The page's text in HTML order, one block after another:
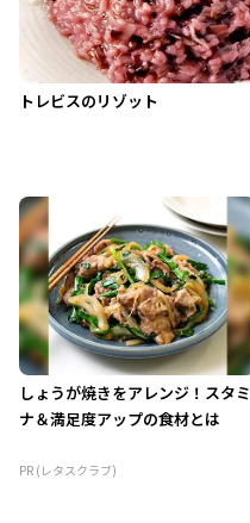
トレビスのリゾット
しょうが焼きをアレンジ！スタミ
ナ＆満足度アップの食材とは
PR (レタスクラブ)